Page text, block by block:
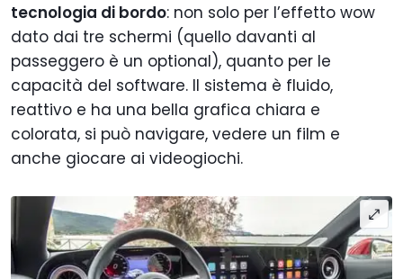
tecnologia di bordo: non solo per l’effetto wow
dato dai tre schermi (quello davanti al
passeggero è un optional), quanto per le
capacità del software. Il sistema è fluido,
reattivo e ha una bella grafica chiara e
colorata, si può navigare, vedere un film e
anche giocare ai videogiochi.